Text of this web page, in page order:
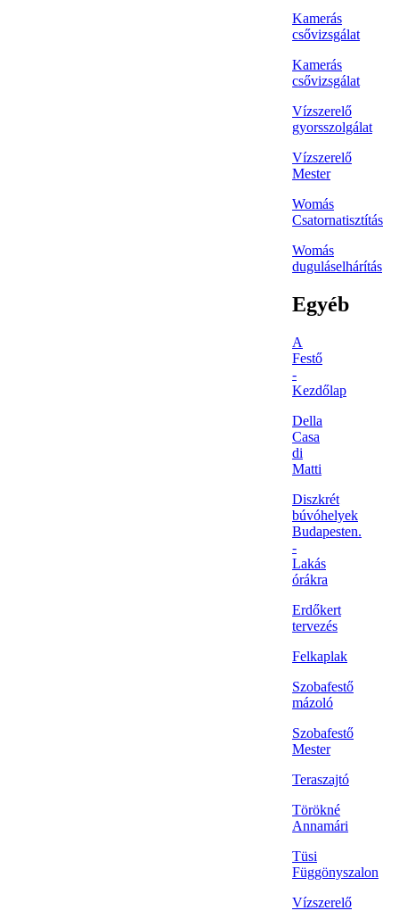
Kamerás
csővizsgálat
Kamerás
csővizsgálat
Vízszerelő
gyorsszolgálat
Vízszerelő
Mester
Womás
Csatornatisztítás
Womás
duguláselhárítás
Egyéb
A
Festő
-
Kezdőlap
Della
Casa
di
Matti
Diszkrét
búvóhelyek
Budapesten.
-
Lakás
órákra
Erdőkert
tervezés
Felkaplak
Szobafestő
mázoló
Szobafestő
Mester
Teraszajtó
Törökné
Annamári
Tüsi
Függönyszalon
Vízszerelő